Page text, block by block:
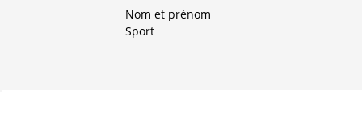
Nom et prénom
Sport